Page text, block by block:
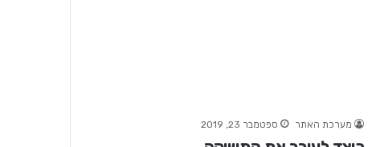
מערכת האתר ספטמבר 23, 2019